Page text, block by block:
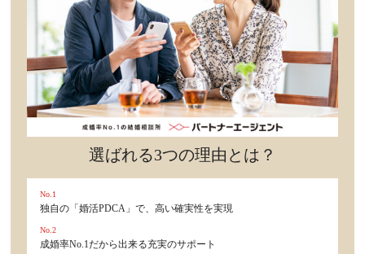
趣味・旅行
セックスライフ
不倫・だめ男
感動
心の処方箋
選ばれる3つの理由とは？
No.1
独自の「婚活PDCA」で、高い確実性を実現
No.2
成婚率No.1だから出来る充実のサポート